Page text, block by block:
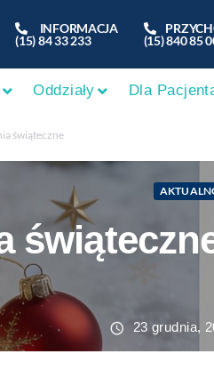
INFORMACJA
(15) 84 33 233
(15) 840 85
Oddziały Dla
świąteczne
23 grudnia,